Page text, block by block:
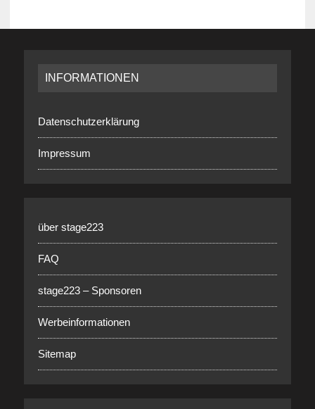
INFORMATIONEN
Datenschutzerklärung
Impressum
über stage223
FAQ
stage223 – Sponsoren
Werbeinformationen
Sitemap